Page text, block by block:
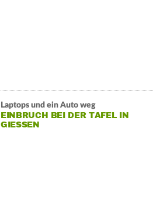
Laptops und ein Auto weg
EINBRUCH BEI DER TAFEL IN
GIESSEN